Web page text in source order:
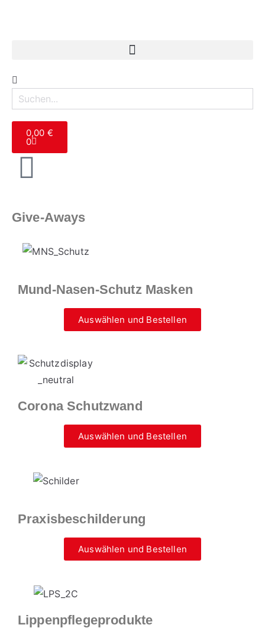
0,00 €
0
Give-Aways
Mund-Nasen-Schutz Masken
Auswählen und Bestellen
Corona Schutzwand
Auswählen und Bestellen
Praxisbeschilderung
Auswählen und Bestellen
Lippenpflegeprodukte